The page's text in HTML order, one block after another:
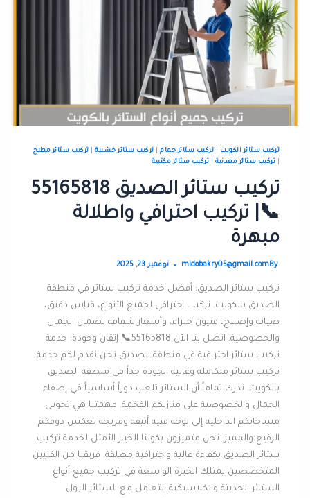
تركيب ستائر الكويت|تركيب ستائر حمام|تركيب ستائر خشبية|تركيب ستائر مطبخ
تركيب ستائر معدنية|تركيب ستائر مكتبية
تركيب ستائر الصديق 55165818
📞| تركيب احترافي واطلالة
مبهرة
midobakry05@gmail.com نوفمبر 23, 2025
تركيب ستائر الصديق: أفضل خدمة تركيب ستائر في منطقة
الصديق بالكويت. تركيب احترافي لجميع الأنواع، قياس دقيق،
صيانة وإصلاح، فنيون خبراء، وأسعار شفافة لضمان الجمال
والخصوصية. اتصل بنا الآن 55165818📞 إتقان وجودة: خدمة
تركيب ستائر احترافية في منطقة الصديق نحن نقدم لكم خدمة
تركيب ستائر متكاملة وعالية الجودة جداً في منطقة الصديق
بالكويت. ندرك تماماً أن الستائر تلعب دوراً أساسياً في إضفاء
الجمال والخصوصية على منازلكم الفخمة. مهمتنا هي تحويل
مساحاتكم الداخلية إلى لوحة فنية أنيقة ومريحة تعكس ذوقكم
الرفيع والمميز. نحن متميزون بكوننا الخيار الأمثل لخدمة تركيب
ستائر الصديق بكفاءة عالية واحترافية مطلقة. فريقنا من الفنيين
المتخصصين يمتلك الخبرة الواسعة في تركيب جميع أنواع
الستائر الحديثة والكلاسيكية. نتعامل مع الستائر الرول